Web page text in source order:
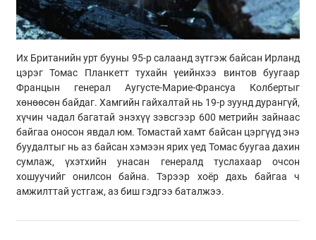
Их Британийн урт бууны 95-р салаанд зүтгэж байсан Ирланд
цэрэг Томас Планкетт тухайн үеийнхээ винтов буугаар
Францын генерал Аугусте-Марие-Франсуа Колбертыг
хөнөөсөн байдаг. Хамгийн гайхалтай нь 19-р зуунд дурангүй,
хүчин чадал багатай энэхүү зэвсгээр 600 метрийн зайнаас
байгаа оносон явдал юм. Томастай хамт байсан цэргүүд энэ
буудалтыг нь аз байсан хэмээн ярих үед Томас буугаа дахин
сумлаж, үхэтхийн унасан генералд туслахаар очсон
хошуучийг онилсон байна. Тэрээр хоёр дахь байгаа ч
амжилттай устгаж, аз биш гэдгээ баталжээ.